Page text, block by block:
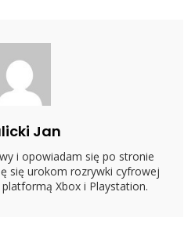
Jan
i opowiadam się po stronie
się urokom rozrywki cyfrowej
Xbox i Playstation.